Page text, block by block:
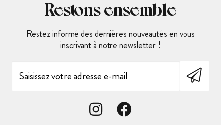
Restons ensemble
Restez informé des dernières nouveautés en vous
inscrivant à notre newsletter !